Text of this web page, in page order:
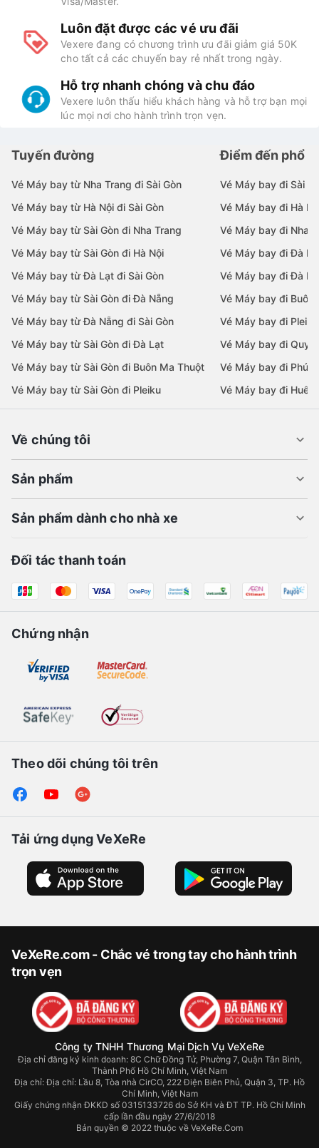
Luôn đặt được các vé ưu đãi
Vexere đang có chương trình ưu đãi giảm giá 50K
cho tất cả các chuyến bay rẻ nhất trong ngày.
Hỗ trợ nhanh chóng và chu đáo
Vexere luôn thấu hiểu khách hàng và hỗ trợ bạn mọi
lúc mọi nơi cho hành trình trọn vẹn.
Tuyến đường
Vé Máy bay từ Nha Trang đi Sài Gòn
Vé Máy bay từ Hà Nội đi Sài Gòn
Vé Máy bay từ Sài Gòn đi Nha Trang
Vé Máy bay từ Sài Gòn đi Hà Nội
Vé Máy bay từ Đà Lạt đi Sài Gòn
Vé Máy bay từ Sài Gòn đi Đà Nẵng
Vé Máy bay từ Đà Nẵng đi Sài Gòn
Vé Máy bay từ Sài Gòn đi Đà Lạt
Vé Máy bay từ Sài Gòn đi Buôn Ma Thuột
Vé Máy bay từ Sài Gòn đi Pleiku
Điểm đến phổ
Vé Máy bay đi Sài
Vé Máy bay đi Hà
Vé Máy bay đi Nha
Vé Máy bay đi Đà
Vé Máy bay đi Đà
Vé Máy bay đi Buôn
Vé Máy bay đi Pleiku
Vé Máy bay đi Quy
Vé Máy bay đi Phú
Vé Máy bay đi Huế
Về chúng tôi
Sản phẩm
Sản phẩm dành cho nhà xe
Đối tác thanh toán
Chứng nhận
Theo dõi chúng tôi trên
Tải ứng dụng VeXeRe
VeXeRe.com - Chắc vé trong tay cho hành trình
trọn vẹn
Công ty TNHH Thương Mại Dịch Vụ VeXeRe
Địa chỉ đăng ký kinh doanh: 8C Chữ Đồng Tử, Phường 7, Quận Tân Bình,
Thành Phố Hồ Chí Minh, Việt Nam
Địa chỉ:Địa chỉ: Lầu 8, Tòa nhà CirCO, 222 Điện Biên Phủ, Quận 3, TP. Hồ
Chí Minh, Việt Nam
Giấy chứng nhận ĐKKD số 0315133726 do Sở KH và ĐT TP. Hồ Chí Minh
cấp lần đầu ngày 27/6/2018
Bản quyền © 2022 thuộc về VeXeRe.Com